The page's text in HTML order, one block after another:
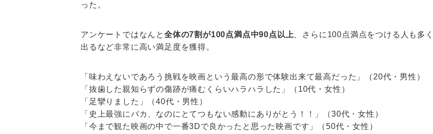
った。
アンケートではなんと 全体の7割が100点満点中90点以上、さらに100点満点をつける人も多く
出るなど非常に高い満足度を獲得。
「味わえないであろう挑戦を映画という最高の形で体験出来て最高だった」（20代・男性）
「抜歯した親知らずの傷跡が痛むくらいハラハラした」（10代・女性）
「足攣りました」（40代・男性）
「史上最強にバカ、なのにとてつもない感動にありがとう！！」（30代・女性）
「今まで観た映画の中で一番3Dで良かったと思った映画です」（50代・女性）